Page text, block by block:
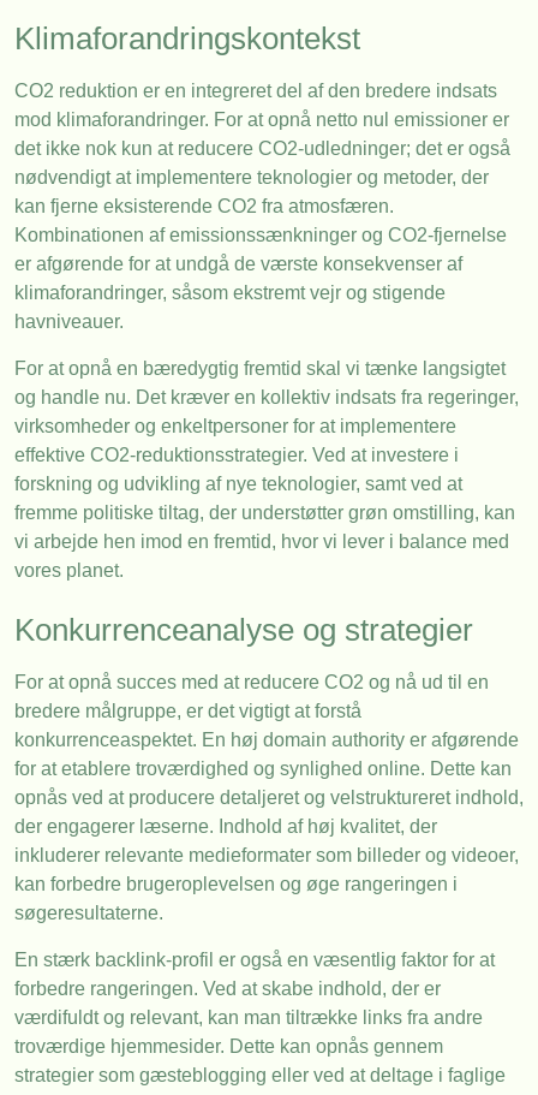
Klimaforandringskontekst
CO2 reduktion er en integreret del af den bredere indsats
mod klimaforandringer. For at opnå netto nul emissioner er
det ikke nok kun at reducere CO2-udledninger; det er også
nødvendigt at implementere teknologier og metoder, der
kan fjerne eksisterende CO2 fra atmosfæren.
Kombinationen af emissionssænkninger og CO2-fjernelse
er afgørende for at undgå de værste konsekvenser af
klimaforandringer, såsom ekstremt vejr og stigende
havniveauer.
For at opnå en bæredygtig fremtid skal vi tænke langsigtet
og handle nu. Det kræver en kollektiv indsats fra regeringer,
virksomheder og enkeltpersoner for at implementere
effektive CO2-reduktionsstrategier. Ved at investere i
forskning og udvikling af nye teknologier, samt ved at
fremme politiske tiltag, der understøtter grøn omstilling, kan
vi arbejde hen imod en fremtid, hvor vi lever i balance med
vores planet.
Konkurrenceanalyse og strategier
For at opnå succes med at reducere CO2 og nå ud til en
bredere målgruppe, er det vigtigt at forstå
konkurrenceaspektet. En høj domain authority er afgørende
for at etablere troværdighed og synlighed online. Dette kan
opnås ved at producere detaljeret og velstruktureret indhold,
der engagerer læserne. Indhold af høj kvalitet, der
inkluderer relevante medieformater som billeder og videoer,
kan forbedre brugeroplevelsen og øge rangeringen i
søgeresultaterne.
En stærk backlink-profil er også en væsentlig faktor for at
forbedre rangeringen. Ved at skabe indhold, der er
værdifuldt og relevant, kan man tiltrække links fra andre
troværdige hjemmesider. Dette kan opnås gennem
strategier som gæsteblogging eller ved at deltage i faglige